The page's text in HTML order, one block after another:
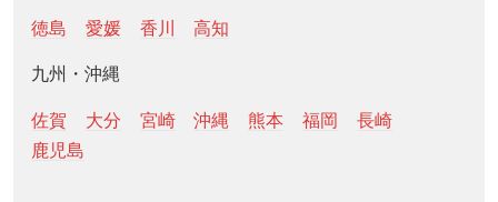
徳島 愛媛 香川 高知
九州・沖縄
佐賀 大分 宮崎 沖縄 熊本 福岡
長崎
鹿児島